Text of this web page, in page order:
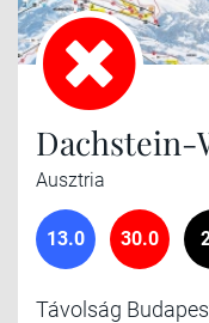
Dachstein-
Ausztria
13.0 30.0
Távolság